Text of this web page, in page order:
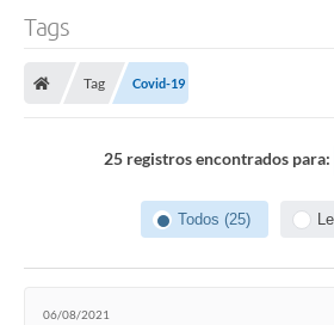
Tags
Tag Covid-19
25 registros encontrados para:
Todos (25)
06/08/2021